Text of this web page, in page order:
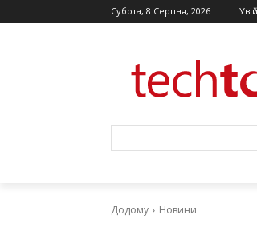
Субота, 8 Серпня, 2026
Додому Новини